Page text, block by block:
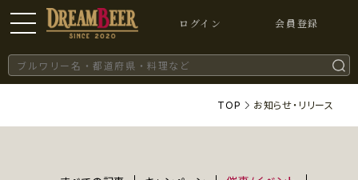
ログイン 会員登録
TOP お知らせ・リリース